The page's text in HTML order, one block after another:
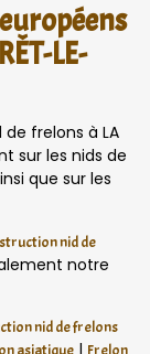
LE-
frelons à LA
sur les nids de
que sur les
nid de
notre
nid de frelons
asiatique
Frelon